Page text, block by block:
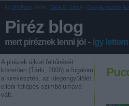
UngPartyrésze | Balla D. Károly| Google pozíció
Piréz blog
mert piréznek lenni jó! - így
A pirézek újkori feltűnését
követően (Tárki, 2006) a fogalom
a kirekesztés, az idegengyűlölet
elleni fellépés szimbólumává
vált.